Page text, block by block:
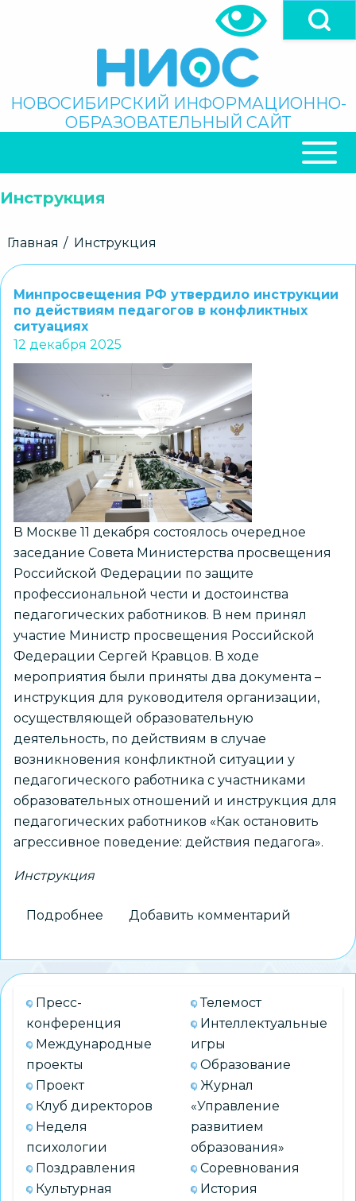
Поиск
НОВОСИБИРСКИЙ ИНФОРМАЦИОННО-
ОБРАЗОВАТЕЛЬНЫЙ САЙТ
НАВИГАЦИЯ
Инструкция
Строка
Главная Инструкция
Минпросвещения РФ утвердило инструкции
по действиям педагогов в конфликтных
ситуациях
12 декабря 2025
В Москве 11 декабря состоялось очередное
заседание Совета Министерства просвещения
Российской Федерации по защите
профессиональной чести и достоинства
педагогических работников. В нем принял
участие Министр просвещения Российской
Федерации Сергей Кравцов. В ходе
мероприятия были приняты два документа –
инструкция для руководителя организации,
осуществляющей образовательную
деятельность, по действиям в случае
возникновения конфликтной ситуации у
педагогического работника с участниками
образовательных отношений и инструкция для
педагогических работников «Как остановить
агрессивное поведение: действия педагога».
Инструкция
Подробнее
РФ
утвердило
по
действиям
конфликтных
Добавить комментарий
Пресс-
конференция
Международные
проекты
Проект
Клуб директоров
Неделя
психологии
Поздравления
Культурная
Телемост
Интеллектуальные
игры
Образование
Журнал
«Управление
развитием
образования»
Соревнования
История